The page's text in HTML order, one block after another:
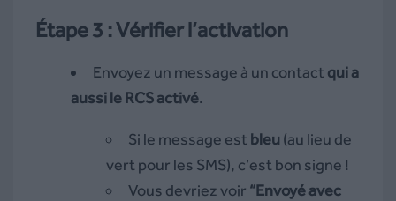
Étape 3 : Vérifier l’activation
Envoyez un message à un contact qui a
aussi le RCS activé.
Si le message est bleu (au lieu de
vert pour les SMS), c’est bon signe !
Vous devriez voir “Envoyé avec